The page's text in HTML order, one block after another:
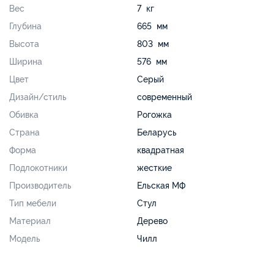
Вес
7 кг
Глубина
665 мм
Высота
803 мм
Ширина
576 мм
Цвет
Серый
Дизайн/стиль
современный
Обивка
Рогожка
Страна
Беларусь
Форма
квадратная
Подлокотники
жесткие
Производитель
Ельская МФ
Тип мебели
Стул
Материал
Дерево
Модель
Чилл